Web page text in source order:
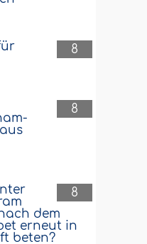
8
8
8
dem
erneut in
beten?